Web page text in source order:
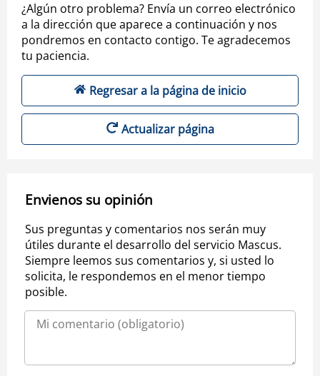
¿Algún otro problema? Envía un correo electrónico
a la dirección que aparece a continuación y nos
pondremos en contacto contigo. Te agradecemos
tu paciencia.
Regresar a la página de inicio
Actualizar página
Envienos su opinión
Sus preguntas y comentarios nos serán muy
útiles durante el desarrollo del servicio Mascus.
Siempre leemos sus comentarios y, si usted lo
solicita, le respondemos en el menor tiempo
posible.